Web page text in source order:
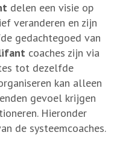
delen een visie op
veranderen en zijn
gedachtegoed van
coaches zijn via
tot dezelfde
kan alleen
gevoel krijgen
Hieronder
de systeemcoaches.